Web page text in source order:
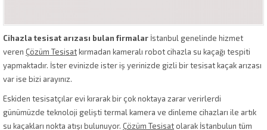
Cihazla tesisat arızası bulan firmalar İstanbul genelinde hizmet
veren Çözüm Tesisatkırmadan kameralı robot cihazla su kaçağı tespiti
yapmaktadır. İster evinizde ister iş yerinizde gizli bir tesisat kaçak arızası
var ise bizi arayınız.
Eskiden tesisatçılar evi kırarak bir çok noktaya zarar verirlerdi
günümüzde teknoloji gelişti termal kamera ve dinleme cihazları ile artık
su kaçakları nokta atışı bulunuyor. Çözüm Tesisatolarak İstanbulun tüm